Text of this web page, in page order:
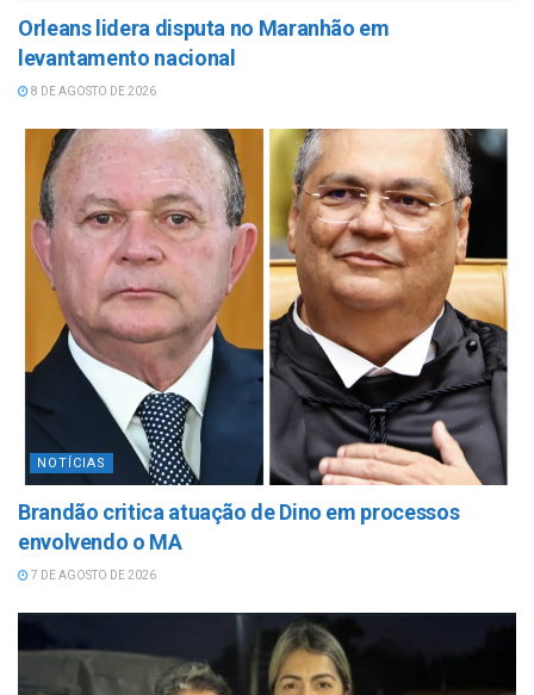
Orleans lidera disputa no Maranhão em
levantamento nacional
8 DE AGOSTO DE 2026
NOTÍCIAS
Brandão critica atuação de Dino em processos
envolvendo o MA
7 DE AGOSTO DE 2026